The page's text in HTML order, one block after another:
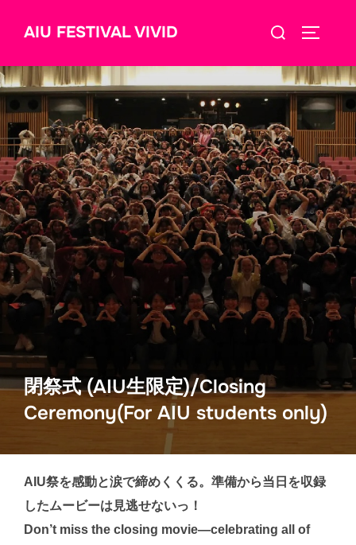
ン
ツ
へ
ス
キ
ッ
プ
AIU FESTIVAL VIVID
検
対
象:
閉祭式 (AIU生限定)/Closing
Ceremony(For AIU students only)
AIU祭を感動と涙で締めくくる。準備から当日を収録
したムービーは見逃せないっ！
Don’t miss the closing movie—celebrating all of